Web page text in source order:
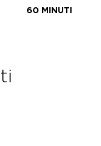
60 MINUTI